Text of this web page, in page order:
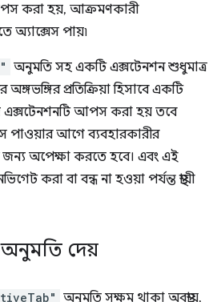
করা হয়, আক্রমণকারী
অ্যাক্সেস পায়৷
অনুমতি সহ একটি এক্সটেনশন শুধুমাত্র
প্রতিক্রিয়া হিসাবে একটি
এক্সটেনশনটি আপস করা হয় তবে
পাওয়ার আগে ব্যবহারকারীর
অপেক্ষা করতে হবে। এবং এই
করা বা বন্ধ না হওয়া পর্যন্ত স্থায়ী
অনুমতি দেয়
অনুমতি সক্ষম থাকা অবস্থায়,